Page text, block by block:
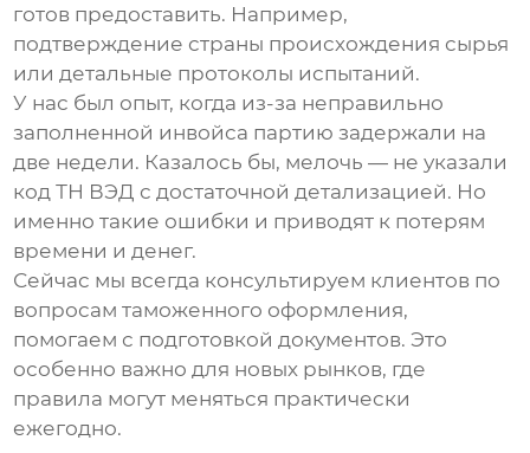
готов предоставить. Например,
подтверждение страны происхождения сырья
или детальные протоколы испытаний.
У нас был опыт, когда из-за неправильно
заполненной инвойса партию задержали на
две недели. Казалось бы, мелочь — не указали
код ТН ВЭД с достаточной детализацией. Но
именно такие ошибки и приводят к потерям
времени и денег.
Сейчас мы всегда консультируем клиентов по
вопросам таможенного оформления,
помогаем с подготовкой документов. Это
особенно важно для новых рынков, где
правила могут меняться практически
ежегодно.